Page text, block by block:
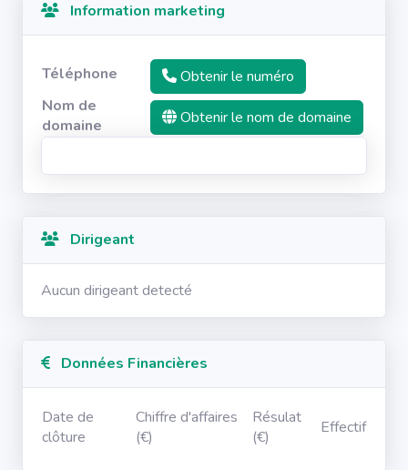
Information marketing
Téléphone
Obtenir le numéro
Nom de
domaine
Obtenir le nom de domaine
Dirigeant
Aucun dirigeant detecté
Données Financières
Date de
clôture
Chiffre d'affaires
(€)
Résulat
(€)
Effectif